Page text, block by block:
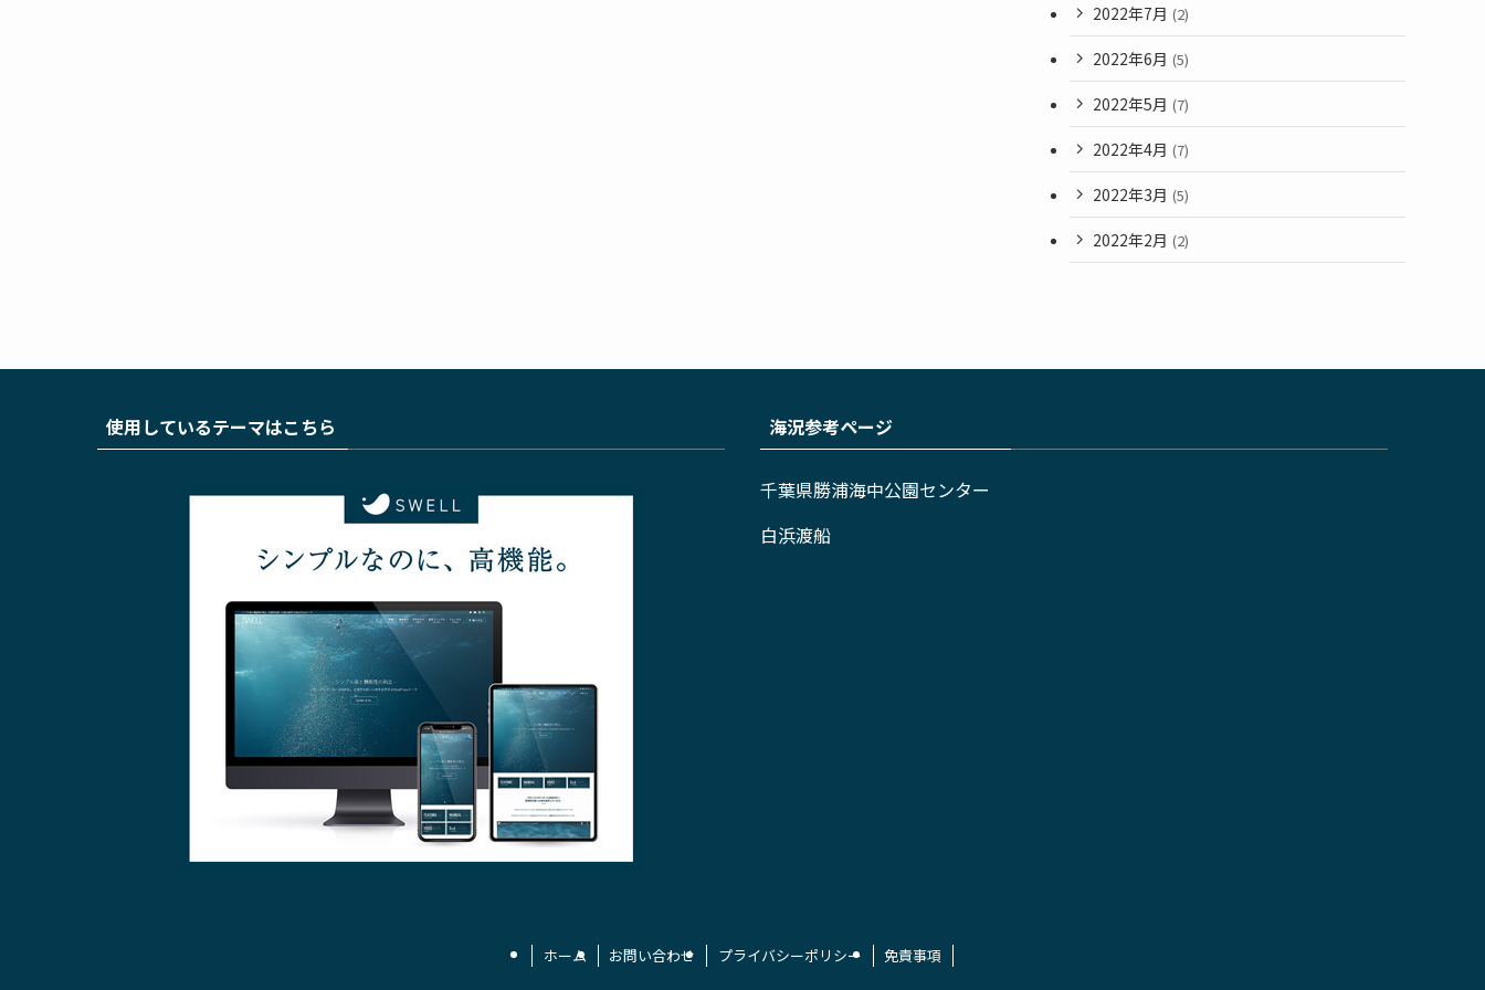
2022年7月 (2)
2022年6月 (5)
2022年5月 (7)
2022年4月 (7)
2022年3月 (5)
2022年2月 (2)
使用しているテーマはこちら 海況参考ページ
千葉県勝浦海中公園センター
白浜渡船
ホーム お問い合わせ プライバシーポリシー 免責事項